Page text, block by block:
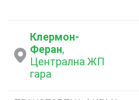
Клермон-
Феран,
Централна ЖП
гара